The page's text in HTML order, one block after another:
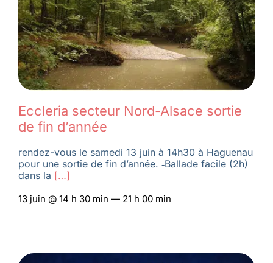
Eccleria secteur Nord-Alsace sortie
de fin d’année
rendez-vous le samedi 13 juin à 14h30 à Haguenau
pour une sortie de fin d’année. ‑Ballade facile (2h)
dans la […]
13 juin @ 14 h 30 min — 21 h 00 min